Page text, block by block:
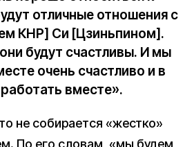
отличные отношения с
КНР] Си [Цзиньпином].
будут счастливы. И мы
очень счастливо и в
вместе».
не собирается «жестко»